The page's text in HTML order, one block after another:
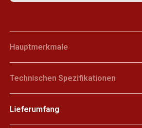
Hauptmerkmale
Technischen Spezifikationen
Lieferumfang